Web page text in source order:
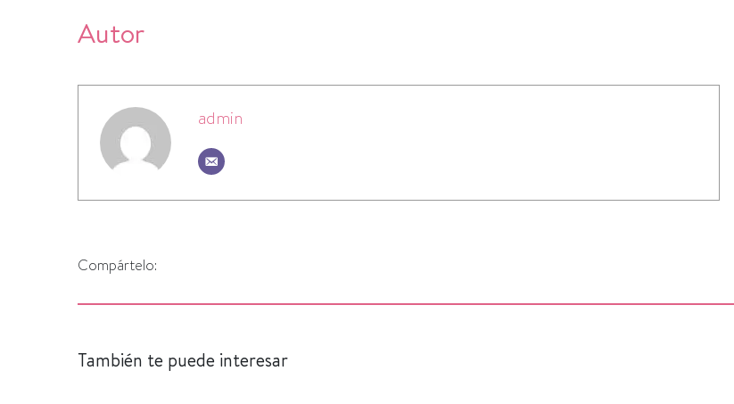
Autor
admin
Compártelo:
También te puede interesar